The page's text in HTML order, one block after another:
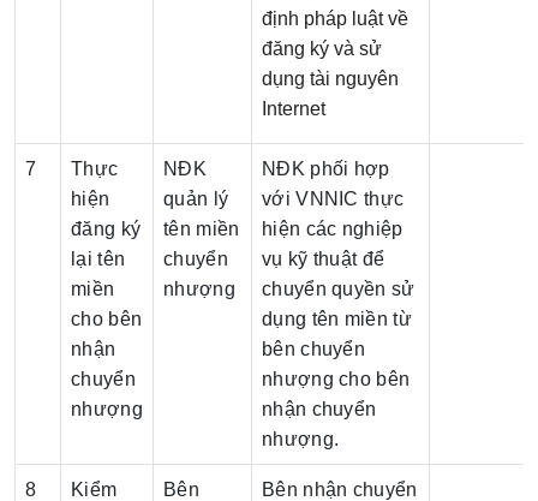
định pháp luật về
đăng ký và sử
dụng tài nguyên
Internet
7
Thực
hiện
đăng ký
lại tên
miền
cho bên
nhận
chuyển
nhượng
NĐK
quản lý
tên miền
chuyển
nhượng
NĐK phối hợp
với VNNIC thực
hiện các nghiệp
vụ kỹ thuật để
chuyển quyền sử
dụng tên miền từ
bên chuyển
nhượng cho bên
nhận chuyển
nhượng.
8
Kiểm
Bên
Bên nhận chuyển